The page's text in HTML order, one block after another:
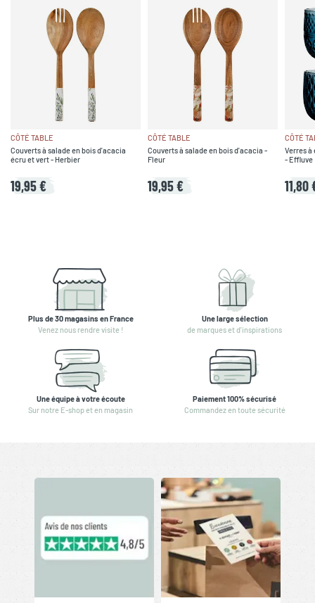
CÔTÉ TABLE
Couverts à salade en bois d'acacia
écru et vert - Herbier
19,95 €
CÔTÉ TABLE
Couverts à salade en bois d'acacia -
Fleur
19,95 €
CÔTÉ
Verres à
- Effluve
11,80
Plus de 30 magasins en France
Venez nous rendre visite !
Une large sélection
de marques et d'inspirations
Une équipe à votre écoute
Sur notre E-shop et en magasin
Paiement 100% sécurisé
Commandez en toute sécurité